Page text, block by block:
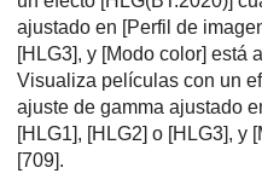
ajustado en [Perfil de
[HLG3], y [Modo color] está
Visualiza películas con un
ajuste de gamma ajustado
[HLG1], [HLG2] o [HLG3], y
[709].